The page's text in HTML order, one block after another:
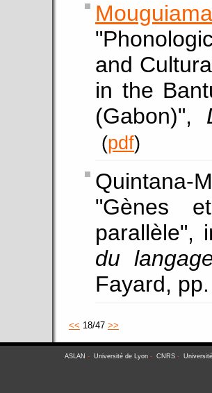
and
in the
(Gabon)",
(pdf)
Quintana-
"Gènes
parallèle",
du
Fayard,
<< 18/47 >>
ASLAN - Université de Lyon - CNRS -